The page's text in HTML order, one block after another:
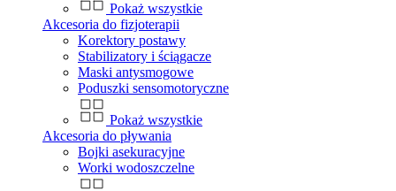
Pokaż wszystkie
Akcesoria do fizjoterapii
Korektory postawy
Stabilizatory i ściągacze
Maski antysmogowe
Poduszki sensomotoryczne
Pokaż wszystkie
Akcesoria do pływania
Bojki asekuracyjne
Worki wodoszczelne